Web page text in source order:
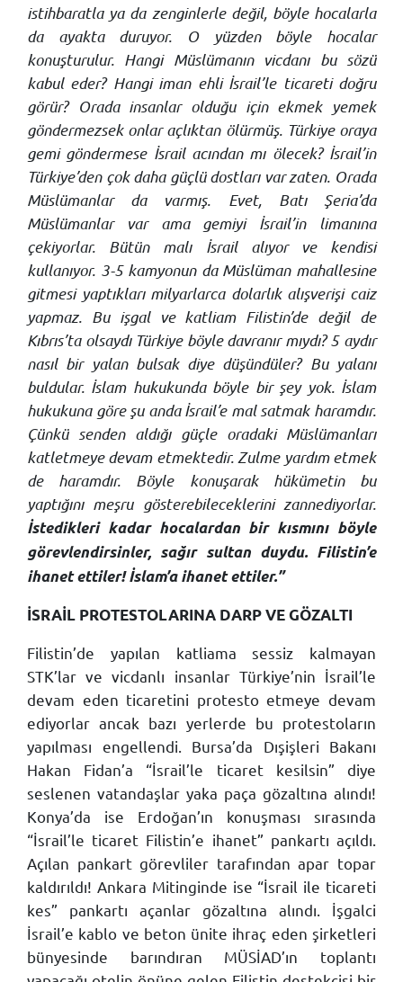
istihbaratla ya da zenginlerle değil, böyle hocalarla
da ayakta duruyor. O yüzden böyle hocalar
konuşturulur. Hangi Müslümanın vicdanı bu sözü
kabul eder? Hangi iman ehli İsrail’le ticareti doğru
görür? Orada insanlar olduğu için ekmek yemek
göndermezsek onlar açlıktan ölürmüş. Türkiye oraya
gemi göndermese İsrail acından mı ölecek? İsrail’in
Türkiye’den çok daha güçlü dostları var zaten. Orada
Müslümanlar da varmış. Evet, Batı Şeria’da
Müslümanlar var ama gemiyi İsrail’in limanına
çekiyorlar. Bütün malı İsrail alıyor ve kendisi
kullanıyor. 3-5 kamyonun da Müslüman mahallesine
gitmesi yaptıkları milyarlarca dolarlık alışverişi caiz
yapmaz. Bu işgal ve katliam Filistin’de değil de
Kıbrıs’ta olsaydı Türkiye böyle davranır mıydı? 5 aydır
nasıl bir yalan bulsak diye düşündüler? Bu yalanı
buldular. İslam hukukunda böyle bir şey yok. İslam
hukukuna göre şu anda İsrail’e mal satmak haramdır.
Çünkü senden aldığı güçle oradaki Müslümanları
katletmeye devam etmektedir. Zulme yardım etmek
de haramdır. Böyle konuşarak hükümetin bu
yaptığını meşru gösterebileceklerini zannediyorlar.
İstedikleri kadar hocalardan bir kısmını böyle
görevlendirsinler, sağır sultan duydu. Filistin’e
ihanet ettiler! İslam’a ihanet ettiler.”
İSRAİL PROTESTOLARINA DARP VE GÖZALTI
Filistin’de yapılan katliama sessiz kalmayan
STK’lar ve vicdanlı insanlar Türkiye’nin İsrail’le
devam eden ticaretini protesto etmeye devam
ediyorlar ancak bazı yerlerde bu protestoların
yapılması engellendi. Bursa’da Dışişleri Bakanı
Hakan Fidan’a “İsrail’le ticaret kesilsin” diye
seslenen vatandaşlar yaka paça gözaltına alındı!
Konya’da ise Erdoğan’ın konuşması sırasında
“İsrail’le ticaret Filistin’e ihanet” pankartı açıldı.
Açılan pankart görevliler tarafından apar topar
kaldırıldı! Ankara Mitinginde ise “İsrail ile ticareti
kes” pankartı açanlar gözaltına alındı. İşgalci
İsrail’e kablo ve beton ünite ihraç eden şirketleri
bünyesinde barındıran MÜSİAD’ın toplantı